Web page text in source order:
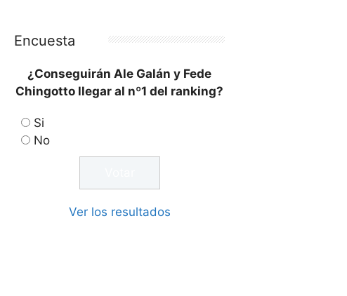
Encuesta
¿Conseguirán Ale Galán y Fede
Chingotto llegar al nº1 del ranking?
Si
No
Ver los resultados